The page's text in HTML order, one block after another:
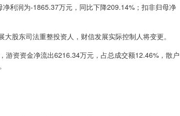
利润为-1865.37万元，同比下降209.14%；扣非归母净
东司法重整投资人，财信发展实际控制人将变更。
资资金净流出6216.34万元，占总成交额12.46%，散户